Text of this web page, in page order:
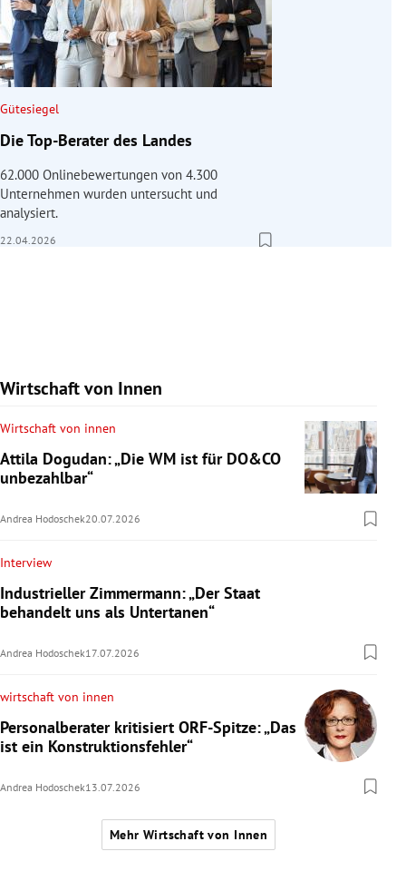
Gütesiegel
Die Top-Berater des Landes
62.000 Onlinebewertungen von 4.300
Unternehmen wurden untersucht und
analysiert.
22.04.2026
Wirtschaft von Innen
Wirtschaft von innen
Attila Dogudan: „Die WM ist für DO&CO
unbezahlbar“
Andrea Hodoschek20.07.2026
Interview
Industrieller Zimmermann: „Der Staat
behandelt uns als Untertanen“
Andrea Hodoschek17.07.2026
wirtschaft von innen
Personalberater kritisiert ORF-Spitze: „Das
ist ein Konstruktionsfehler“
Andrea Hodoschek13.07.2026
Mehr Wirtschaft von Innen